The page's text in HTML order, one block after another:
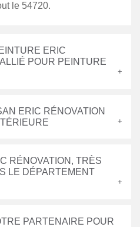
le 54720.
ERIC
POUR PEINTURE
ERIC RÉNOVATION
RÉNOVATION, TRÈS
LE DÉPARTEMENT
PARTENAIRE POUR